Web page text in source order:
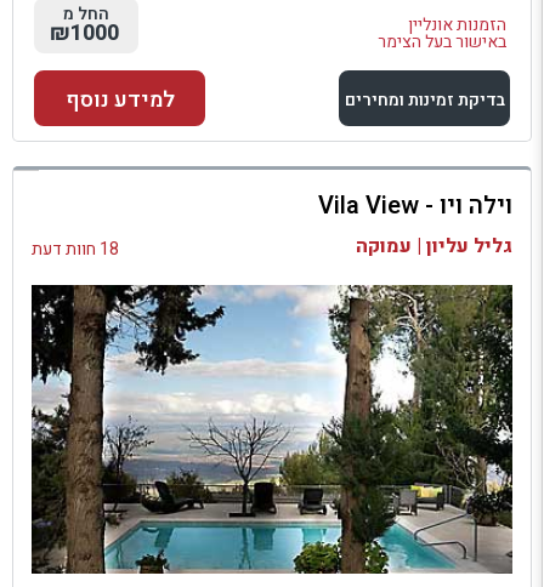
הזמנות אונליין
באישור בעל הצימר
החל מ
₪1000
בדיקת זמינות ומחירים
למתחם זה
בדיקת זמינות ומחירים
למידע נוסף
וילה ויו - Vila View
גליל עליון | עמוקה 18 חוות דעת